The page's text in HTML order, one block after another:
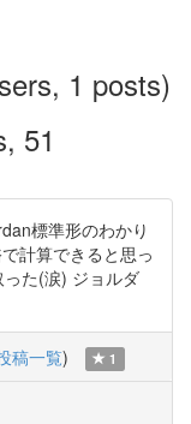
1 posts)
51
標準形のわかり
計算できると思っ
た(涙) ジョルダ
稿一覧) 1